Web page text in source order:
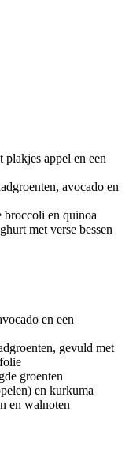
plakjes appel en een
avocado en
broccoli en quinoa
met verse bessen
en een
gevuld met
groenten
en kurkuma
en walnoten